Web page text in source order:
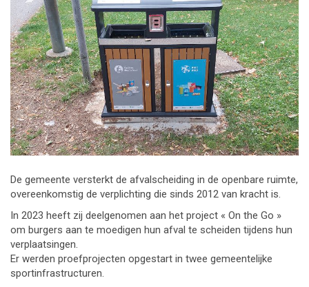
De gemeente versterkt de afvalscheiding in de openbare ruimte,
overeenkomstig de verplichting die sinds 2012 van kracht is.
In 2023 heeft zij deelgenomen aan het project « On the Go »
om burgers aan te moedigen hun afval te scheiden tijdens hun
verplaatsingen.
Er werden proefprojecten opgestart in twee gemeentelijke
sportinfrastructuren.